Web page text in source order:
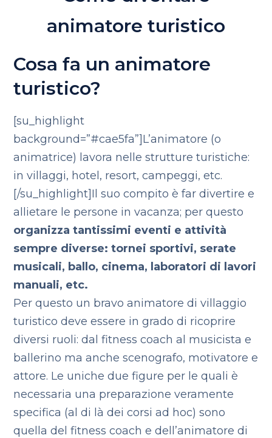
animatore turistico
Cosa fa un animatore
turistico?
[su_highlight
background=”#cae5fa”]L’animatore (o
animatrice) lavora nelle strutture turistiche:
in villaggi, hotel, resort, campeggi, etc.
[/su_highlight]Il suo compito è far divertire e
allietare le persone in vacanza; per questo
organizza tantissimi eventi e attività
sempre diverse: tornei sportivi, serate
musicali, ballo, cinema, laboratori di lavori
manuali, etc.
Per questo un bravo animatore di villaggio
turistico deve essere in grado di ricoprire
diversi ruoli: dal fitness coach al musicista e
ballerino ma anche scenografo, motivatore e
attore. Le uniche due figure per le quali è
necessaria una preparazione veramente
specifica (al di là dei corsi ad hoc) sono
quella del fitness coach e dell’animatore di